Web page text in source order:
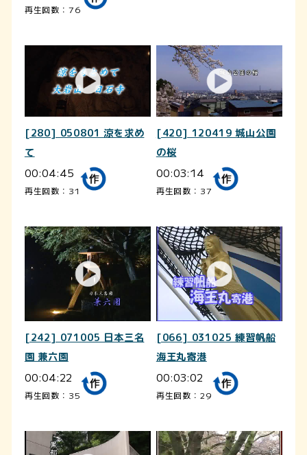
再生回数：76
[280] 050801 涼を求め
て
00:04:45
再生回数：31
[420] 120419 城山公園
の桜
00:03:14
再生回数：37
[242] 071005 日本三名
園 兼六園
00:04:22
再生回数：35
[066] 031025 練習帆船
海王丸寄港
00:03:02
再生回数：29